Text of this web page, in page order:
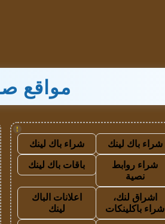
مواقع
!
شراء باك لينك شراء باك لينك
شراء روابط
نصية
باقات باك لينك
اشراق لنك،
شراء باكلينكات
اعلانات الباك
لينك